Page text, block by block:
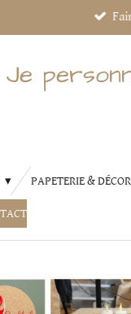
Je
PAPETERIE &